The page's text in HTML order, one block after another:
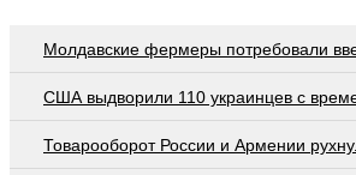
Молдавские фермеры потребовали
США выдворили 110 украинцев с
Товарооборот России и Армении